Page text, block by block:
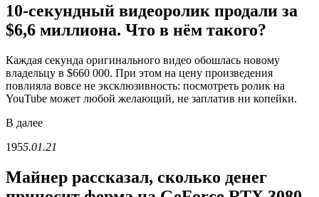
10-секундный видеоролик продали за
$6,6 миллиона. Что в нём такого?
Каждая секунда оригинального видео обошлась новому
владельцу в $660 000. При этом на цену произведения
повлияла вовсе не эксклюзивность: посмотреть ролик на
YouTube может любой желающий, не заплатив ни копейки.
В далее
1955.01.21
Майнер рассказал, сколько денег